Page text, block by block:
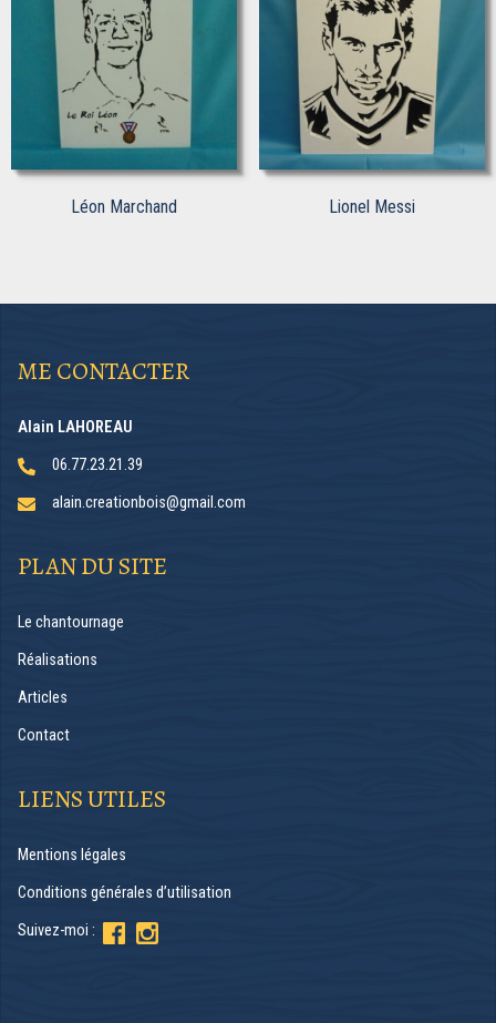
Léon Marchand Lionel Messi
ME CONTACTER
Alain LAHOREAU
06.77.23.21.39
alain.creationbois@gmail.com
PLAN DU SITE
Le chantournage
Réalisations
Articles
Contact
LIENS UTILES
Mentions légales
Conditions générales d’utilisation
Suivez-moi :